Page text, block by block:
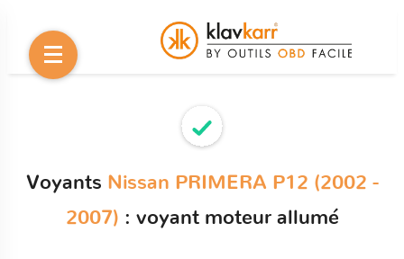
Voyants Nissan PRIMERA P12 (2002 -
2007) : voyant moteur allumé